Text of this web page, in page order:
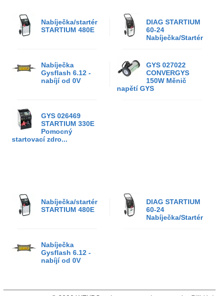
Nabíječka/startér
STARTIUM 480E
DIAG STARTIUM
60-24
Nabíječka/Startér
Nabíječka
Gysflash 6.12 -
nabíjí od 0V
GYS 027022
CONVERGYS
150W Měnič
napětí GYS
GYS 026469
STARTIUM 330E
Pomocný
startovací zdro...
Nabíječka/startér
STARTIUM 480E
DIAG STARTIUM
60-24
Nabíječka/Startér
Nabíječka
Gysflash 6.12 -
nabíjí od 0V